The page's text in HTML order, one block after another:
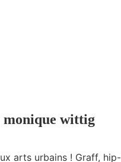
monique wittig
arts urbains ! Graff,